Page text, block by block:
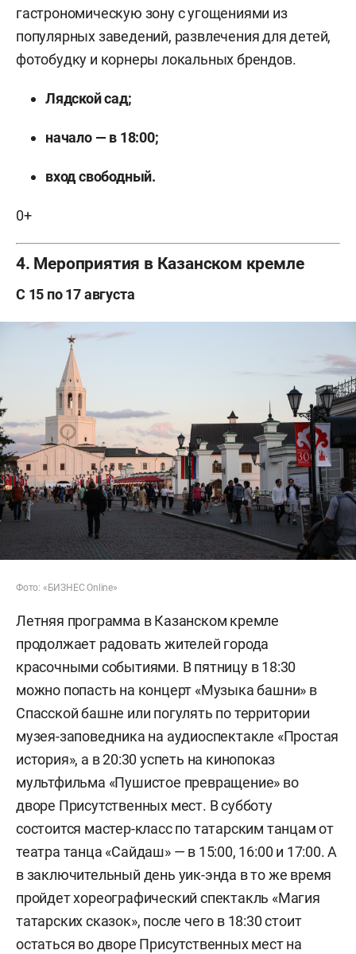
гастрономическую зону с угощениями из
популярных заведений, развлечения для детей,
фотобудку и корнеры локальных брендов.
Лядской сад;
начало — в 18:00;
вход свободный.
0+
4. Мероприятия в Казанском кремле
С 15 по 17 августа
Фото: «БИЗНЕС Online»
Летняя программа в Казанском кремле
продолжает радовать жителей города
красочными событиями. В пятницу в 18:30
можно попасть на концерт «Музыка башни» в
Спасской башне или погулять по территории
музея-заповедника на аудиоспектакле «Простая
история», а в 20:30 успеть на кинопоказ
мультфильма «Пушистое превращение» во
дворе Присутственных мест. В субботу
состоится мастер-класс по татарским танцам от
театра танца «Сайдаш» — в 15:00, 16:00 и 17:00. А
в заключительный день уик-энда в то же время
пройдет хореографический спектакль «Магия
татарских сказок», после чего в 18:30 стоит
остаться во дворе Присутственных мест на